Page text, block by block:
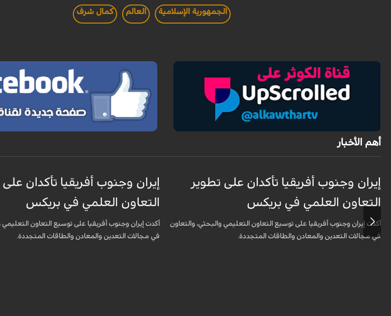
الجمهورية الإسلامية العالم كمال شرف
أهم الأخبار
إيران وجنوب أفريقيا تأكدان على تطوير
التعاون العلمي في بريكس
أكدت إيران وجنوب أفريقيا على توسيع التعاون التعليمي والبحثي، والتعاون
في مجالات التعدين والمعادن والطاقات المتجددة.
إيران وجنوب أفريقيا تأكدان
التعاون العلمي في بريكس
أكدت إيران وجنوب أفريقيا على توسيع التعاون التعليمي
في مجالات التعدين والمعادن والطاقات المتجددة.